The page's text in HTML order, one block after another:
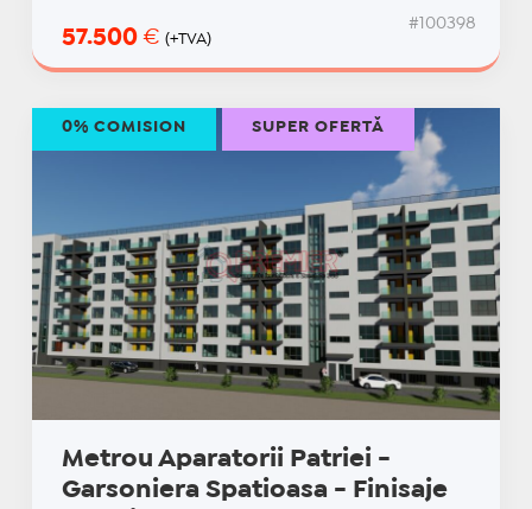
57.500 € (+TVA)
#100398
Metrou Aparatorii Patriei -
Garsoniera Spatioasa - Finisaje
0% COMISION SUPER OFERTĂ